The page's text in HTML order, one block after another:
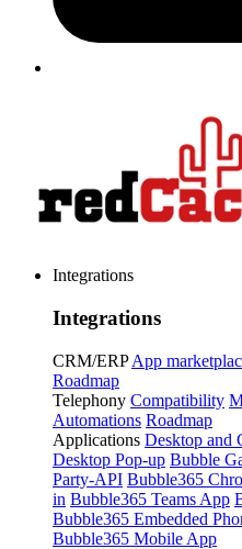
Integrations
Integrations
CRM/ERP App
Roadmap
Telephony Compatibility
Automations Roadmap
Applications Desktop and
Desktop Pop-up Bubble
Party-API Bubble365
in Bubble365 Teams App
Bubble365 Embedded
Bubble365 Mobile App